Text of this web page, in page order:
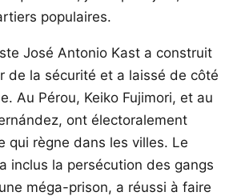
populaires.
José Antonio Kast a construit
de la sécurité et a laissé de côté
Au Pérou, Keiko Fujimori, et au
ont électoralement
qui règne dans les villes. Le
inclus la persécution des gangs
méga-prison, a réussi à faire